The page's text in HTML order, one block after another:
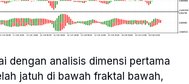
dengan analisis dimensi pertama
jatuh di bawah fraktal bawah,